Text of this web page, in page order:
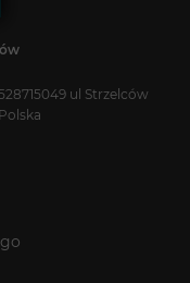
ul Strzelców